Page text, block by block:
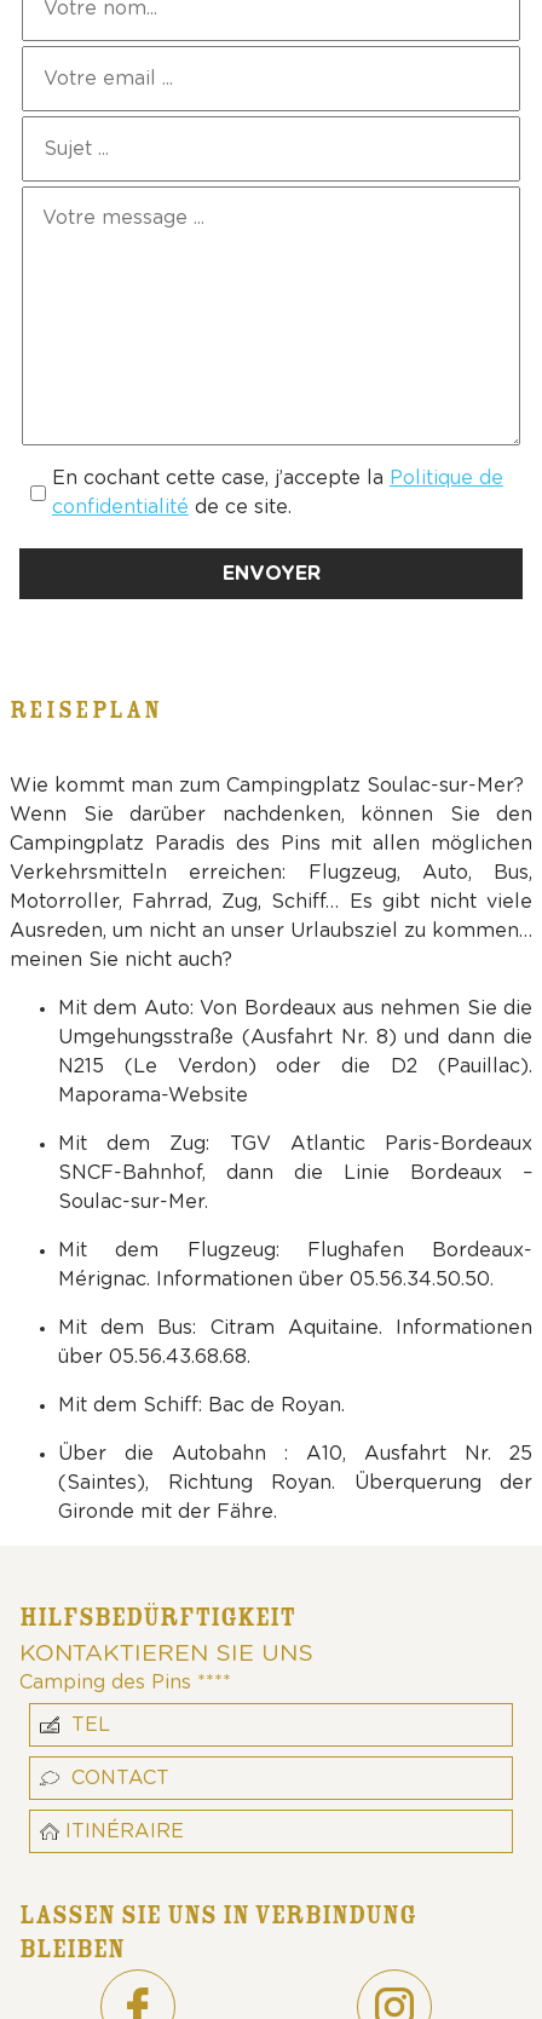
En cochant cette case, j’accepte la Politique de
confidentialité de ce site.
REISEPLAN
Wie kommt man zum Campingplatz Soulac-sur-Mer?
Wenn Sie darüber nachdenken, können Sie den
Campingplatz Paradis des Pins mit allen möglichen
Verkehrsmitteln erreichen: Flugzeug, Auto, Bus,
Motorroller, Fahrrad, Zug, Schiff… Es gibt nicht viele
Ausreden, um nicht an unser Urlaubsziel zu kommen…
meinen Sie nicht auch?
Mit dem Auto: Von Bordeaux aus nehmen Sie die
Umgehungsstraße (Ausfahrt Nr. 8) und dann die
N215 (Le Verdon) oder die D2 (Pauillac).
Maporama-Website
Mit dem Zug: TGV Atlantic Paris-Bordeaux
SNCF-Bahnhof, dann die Linie Bordeaux –
Soulac-sur-Mer.
Mit dem Flugzeug: Flughafen Bordeaux-
Mérignac. Informationen über 05.56.34.50.50.
Mit dem Bus: Citram Aquitaine. Informationen
über 05.56.43.68.68.
Mit dem Schiff: Bac de Royan.
Über die Autobahn : A10, Ausfahrt Nr. 25
(Saintes), Richtung Royan. Überquerung der
Gironde mit der Fähre.
HILFSBEDÜRFTIGKEIT
KONTAKTIEREN SIE UNS
Camping des Pins ****
TEL
CONTACT
ITINÉRAIRE
LASSEN SIE UNS IN VERBINDUNG
BLEIBEN